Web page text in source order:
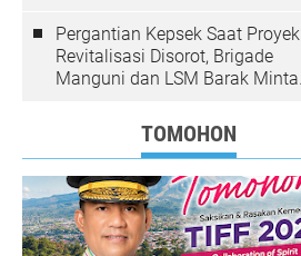
Rakyat
Pergantian Kepsek Saat Proyek
Revitalisasi Disorot, Brigade
Manguni dan LSM Barak Minta
TOMOHON